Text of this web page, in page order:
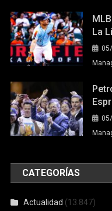
La
CATEGORÍAS
Actualidad (13.847)